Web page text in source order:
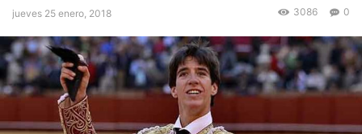
jueves 25 enero, 2018 0
3086